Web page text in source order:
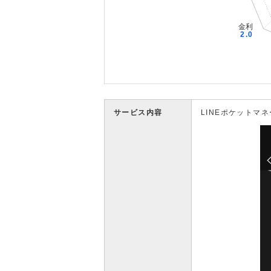
サービス内容 LINEポケットマネ